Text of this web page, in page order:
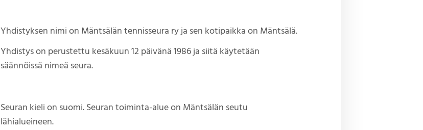
Yhdistyksen nimi on Mäntsälän tennisseura ry ja sen kotipaikka on Mäntsälä.
Yhdistys on perustettu kesäkuun 12 päivänä 1986 ja siitä käytetään
säännöissä nimeä seura.
Seuran kieli on suomi. Seuran toiminta-alue on Mäntsälän seutu
lähialueineen.